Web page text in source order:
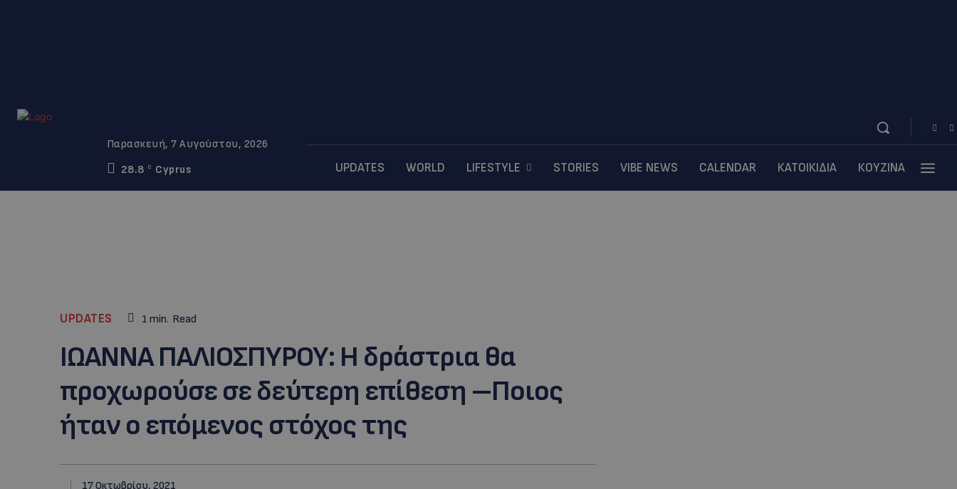
Παρασκευή, 7 Αυγούστου, 2026
28.8
C Cyprus UPDATES WORLD LIFESTYLE STORIES VIBE NEWS CALENDAR ΚΑΤΟΙΚΙΔΙΑ ΚΟΥΖΙΝΑ
UPDATES 1 min. Read
ΙΩΑΝΝΑ ΠΑΛΙΟΣΠΥΡΟΥ: H δράστρια θα
προχωρούσε σε δεύτερη επίθεση –Ποιος
ήταν ο επόμενος στόχος της
17 Οκτωβρίου, 2021